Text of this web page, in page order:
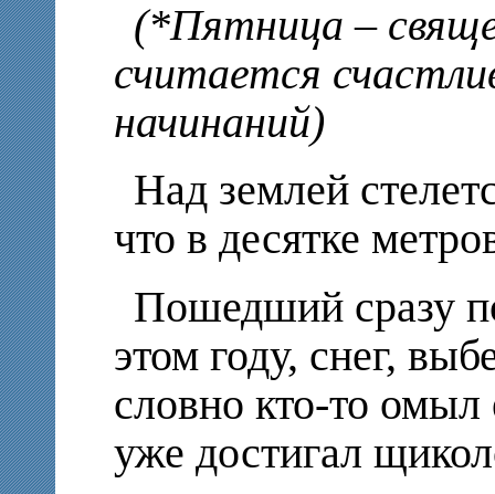
(*Пятница –
считается
начинаний)
Над землей
что в десятке метро
Пошедший сразу
этом году, снег,
словно кто-то
уже достигал